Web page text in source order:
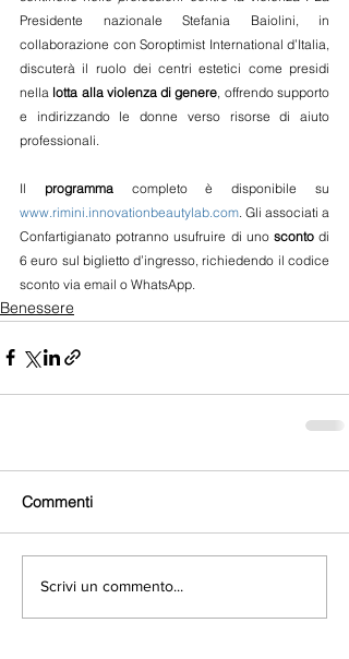
Presidente nazionale Stefania Baiolini, in
collaborazione con Soroptimist International d’Italia,
discuterà il ruolo dei centri estetici come presidi
nella lotta alla violenza di genere , offrendo supporto
e indirizzando le donne verso risorse di aiuto
professionali.
Il programma
www.rimini.innovationbeautylab.com . Gli associati a
Confartigianato potranno usufruire di uno sconto di
6 euro sul biglietto d’ingresso, richiedendo il codice
sconto via email o WhatsApp.
Benessere
Commenti
Scrivi un commento...